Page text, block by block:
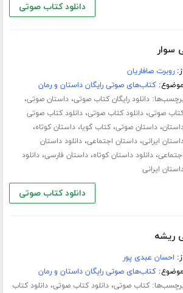
دانلود کتاب صوتی
سوار
از:روبرت صافاریان
موضوع:کتاب‌های صوتی رایگان داستان و رمان
دانلود رایگان کتاب صوتی،داستان صوتی،
صوتی،دانلود کتاب صوتی،دانلود کتاب صوتی
،داستان صوتی،کتاب گویا،داستان کوتاه،
ایرانی،داستان اجتماعی،دانلود داستان
اجتماعی،دانلود داستان کوتاه،داستان فارسی،دانلود
ایرانی
دانلود کتاب صوتی
ریشه
از: احسان عبدی پور
موضوع:کتاب‌های صوتی رایگان داستان و رمان
کتاب صوتی،دانلود کتاب صوتی،دانلود کتاب